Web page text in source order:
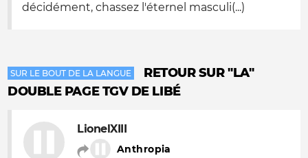
décidément, chassez l'éternel masculi(...)
SUR LE BOUT DE LA LANGUE
RETOUR SUR "LA"
DOUBLE PAGE TGV DE LIBÉ
LionelXIII
Anthropia